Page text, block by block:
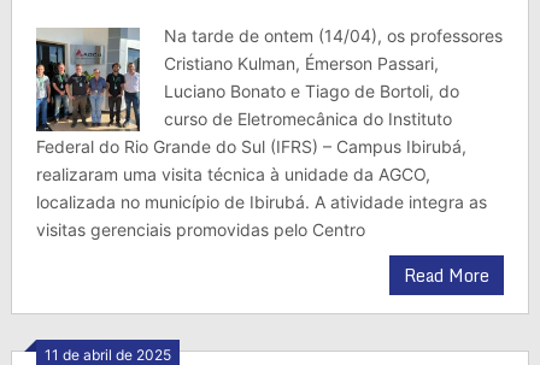
Na tarde de ontem (14/04), os professores
Cristiano Kulman, Émerson Passari,
Luciano Bonato e Tiago de Bortoli, do
curso de Eletromecânica do Instituto
Federal do Rio Grande do Sul (IFRS) – Campus Ibirubá,
realizaram uma visita técnica à unidade da AGCO,
localizada no município de Ibirubá. A atividade integra as
visitas gerenciais promovidas pelo Centro
Read More
11 de abril de 2025